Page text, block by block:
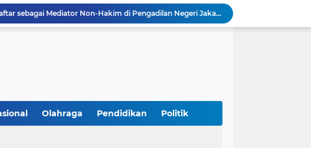
Resmi Terdaftar sebagai Mediator Non-Hakim di Pengadilan Negeri Jakarta Selatan, Yandri, S.H. Siap Mengedepankan Keadilan Melalui Jalur Perdamaian
Yandri SH Kawal APDESI di Gugatan PSN PIK 2, Tegaskan Komitmen pada Supremasi Hukum
ketua LBH DEWAN ADAT BAMUS BETAWI Sapto Wibowo S, S.H. Jalih Pitoeng Salah Alamat Mengenai Statement di Media
Olahraga Pendidikan Politik